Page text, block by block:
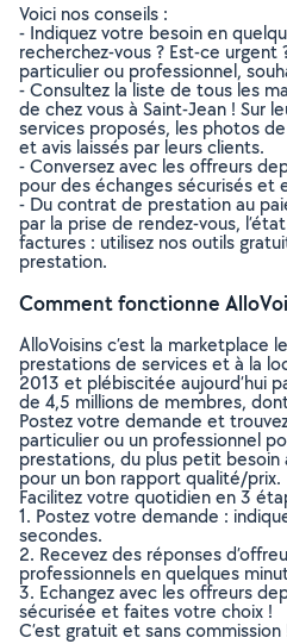
Voici nos conseils :
- Indiquez votre besoin en
recherchez-vous ? Est-ce
particulier ou professionnel,
- Consultez la liste de tous les
de chez vous à Saint-Jean ! Sur
services proposés, les photos
et avis laissés par leurs clients.
- Conversez avec les offreurs
pour des échanges sécurisés et
- Du contrat de prestation au
par la prise de rendez-vous,
factures : utilisez nos outils
prestation.
Comment fonctionne
AlloVoisins c’est la marketplace
prestations de services et à la
2013 et plébiscitée aujourd’hui
de 4,5 millions de membres,
Postez votre demande et
particulier ou un professionnel
prestations, du plus petit besoin
pour un bon rapport qualité/prix.
Facilitez votre quotidien en 3
1. Postez votre demande :
secondes.
2. Recevez des réponses
professionnels en quelques
3. Echangez avec les offreurs
sécurisée et faites votre choix !
C’est gratuit et sans commission